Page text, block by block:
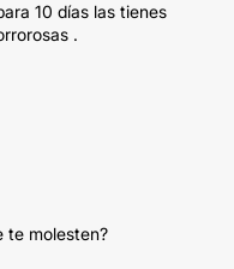
10 días las tienes
.
te molesten?